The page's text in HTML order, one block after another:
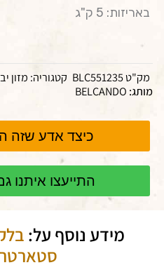
באריזות: 5 ק"ג
מק"טBLC551235 קטגוריה: מזון
מותג: BELCANDO
כיצד אדע שזה
התייעצו איתנו
מידע נוסף על:
סטארטר 5